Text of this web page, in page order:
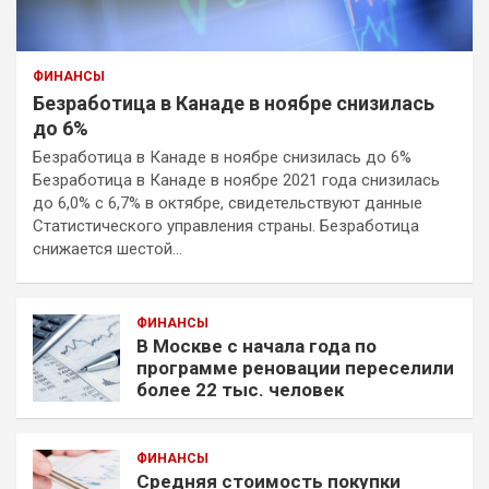
ФИНАНСЫ
Безработица в Канаде в ноябре снизилась
до 6%
Безработица в Канаде в ноябре снизилась до 6%
Безработица в Канаде в ноябре 2021 года снизилась
до 6,0% с 6,7% в октябре, свидетельствуют данные
Статистического управления страны. Безработица
снижается шестой…
ФИНАНСЫ
В Москве с начала года по
программе реновации переселили
более 22 тыс. человек
ФИНАНСЫ
Средняя стоимость покупки